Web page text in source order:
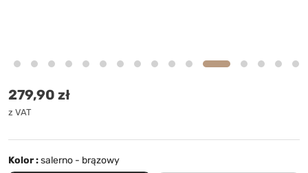
Cena standardowa
279,90 zł
z VAT
Kolor :salerno - brązowy